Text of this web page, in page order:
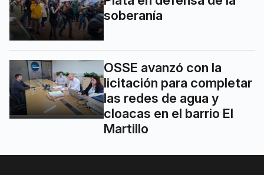
soberanía
OSSE avanzó con la
licitación para completar
las redes de agua y
cloacas en el barrio El
Martillo